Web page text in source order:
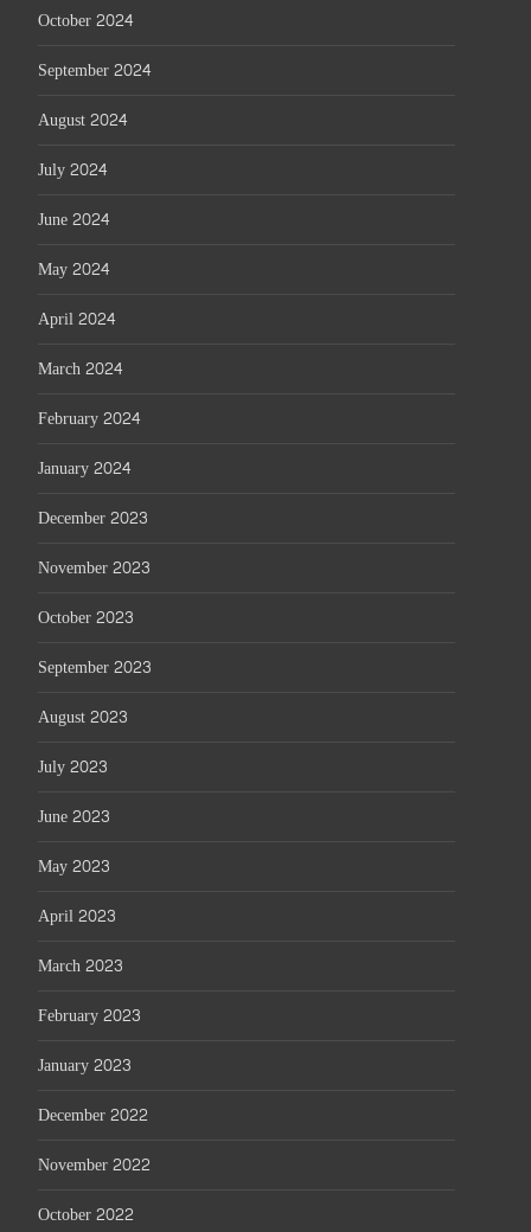
October 2024
September 2024
August 2024
July 2024
June 2024
May 2024
April 2024
March 2024
February 2024
January 2024
December 2023
November 2023
October 2023
September 2023
August 2023
July 2023
June 2023
May 2023
April 2023
March 2023
February 2023
January 2023
December 2022
November 2022
October 2022